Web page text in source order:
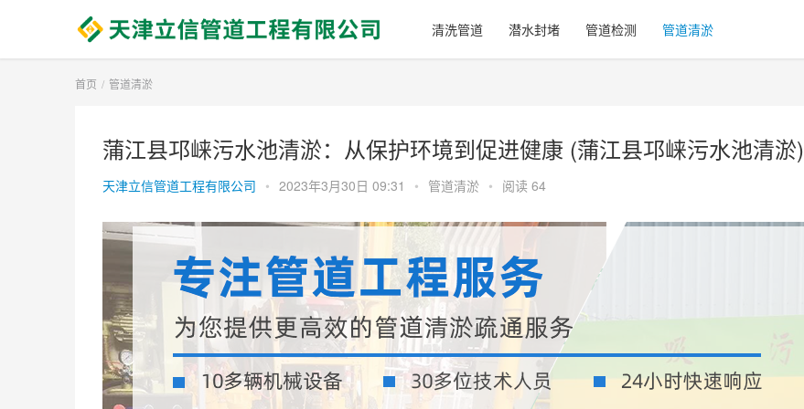
清洗管道 潜水封堵 管道检测 管道清淤
首页 管道清淤
蒲江县邛崃污水池清淤：从保护环境到促进健康 (蒲江县邛崃污水池清淤)
天津立信管道工程有限公司 • 2023年3月30日 09:31 • 管道清淤 • 阅读 64